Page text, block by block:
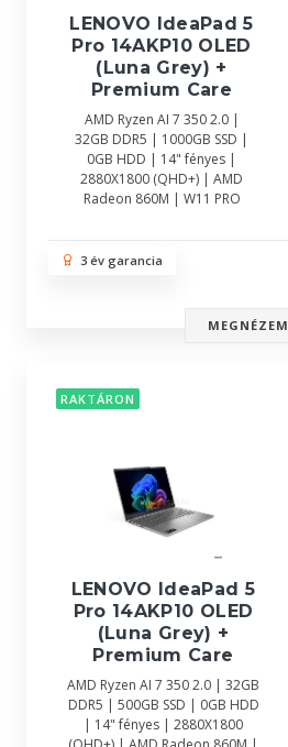
LENOVO IdeaPad 5
Pro 14AKP10 OLED
(Luna Grey) +
Premium Care
AMD Ryzen AI 7 350 2.0 |
32GB DDR5 | 1000GB SSD |
0GB HDD | 14" fényes |
2880X1800 (QHD+) | AMD
Radeon 860M | W11 PRO
3 év garancia
MEGNÉZEM
RAKTÁRON
LENOVO IdeaPad 5
Pro 14AKP10 OLED
(Luna Grey) +
Premium Care
AMD Ryzen AI 7 350 2.0 | 32GB
DDR5 | 500GB SSD | 0GB HDD
| 14" fényes | 2880X1800